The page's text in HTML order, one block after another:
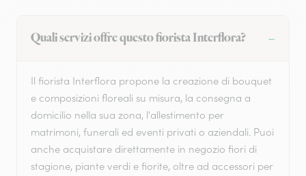
Quali servizi offre questo fiorista Interflora?
Il fiorista Interflora propone la creazione di bouquet
e composizioni floreali su misura, la consegna a
domicilio nella sua zona, l'allestimento per
matrimoni, funerali ed eventi privati o aziendali. Puoi
anche acquistare direttamente in negozio fiori di
stagione, piante verdi e fiorite, oltre ad accessori per